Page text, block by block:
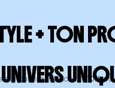
+ TON
ma patte au service de TON